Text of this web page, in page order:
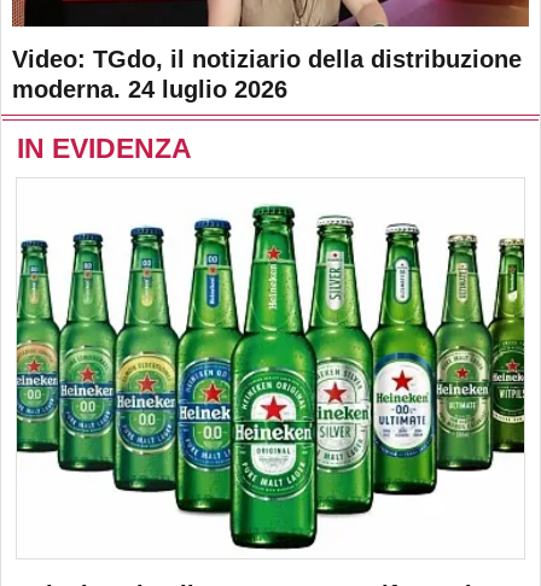
Video: TGdo, il notiziario della distribuzione
moderna. 24 luglio 2026
IN EVIDENZA